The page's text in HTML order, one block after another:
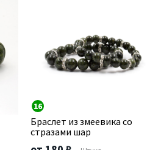
16
Браслет из змеевика со
стразами шар